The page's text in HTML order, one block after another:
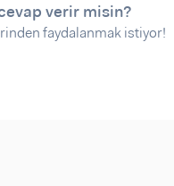
verir misin?
faydalanmak istiyor!